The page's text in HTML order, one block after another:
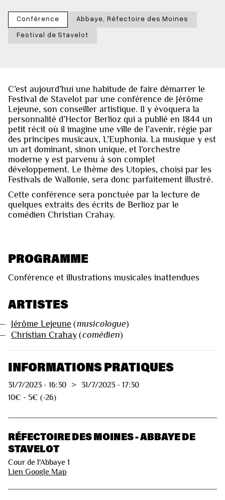
Conférence
Abbaye, Réfectoire des Moines
Festival de Stavelot
C’est aujourd’hui une habitude de faire démarrer le
Festival de Stavelot par une conférence de Jérôme
Lejeune, son conseiller artistique. Il y évoquera la
personnalité d’Hector Berlioz qui a publié en 1844 un
petit récit où il imagine une ville de l’avenir, régie par
des principes musicaux, L’Euphonia. La musique y est
un art dominant, sinon unique, et l’orchestre
moderne y est parvenu à son complet
développement. Le thème des Utopies, choisi par les
Festivals de Wallonie, sera donc parfaitement illustré.
Cette conférence sera ponctuée par la lecture de
quelques extraits des écrits de Berlioz par le
comédien Christian Crahay.
PROGRAMME
Conférence et illustrations musicales inattendues
ARTISTES
Jérôme Lejeune (musicologue)
Christian Crahay (comédien)
INFORMATIONS PRATIQUES
31/7/2023 - 16:30 > 31/7/2023 - 17:30
10€ - 5€ (-26)
RÉFECTOIRE DES MOINES - ABBAYE DE
STAVELOT
Cour de l'Abbaye 1
Lien Google Map